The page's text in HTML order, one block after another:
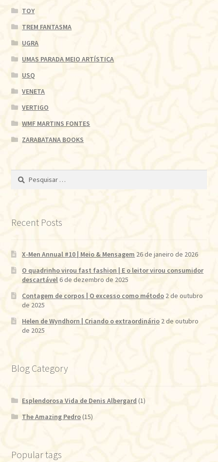
TOY
TREM FANTASMA
UGRA
UMAS PARADA MEIO ARTÍSTICA
USQ
VENETA
VERTIGO
WMF MARTINS FONTES
ZARABATANA BOOKS
Pesquisar
Recent Posts
X-Men Annual #10 | Meio & Mensagem 26 de janeiro de 2026
O quadrinho virou fast fashion | E o leitor virou consumidor
descartável6 de dezembro de 2025
Contagem de corpos | O excesso como método 2 de outubro
de 2025
Helen de Wyndhorn | Criando o extraordinário 2 de outubro
de 2025
Blog Category
Esplendorosa Vida de Denis Albergard (1)
The Amazing Pedro(15)
Popular tags